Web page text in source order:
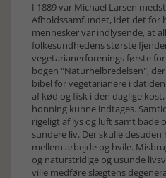
I 1889 var Michael Larsen
Afholdssamfundet, idet det for
mennesker var indlysende, at
folkesundhedens største
vegetarianerforenings første
bogen "Naturhelbredelsen",
bibel for vegetarianere i
af kød og fisk i den daglige
honning kunne indtages.
rigeligt af lys og luft samt bade
sundere liv. Der skulle desuden
mellem arbejde og hvile.
og naturstridige og usunde
ville medføre slægtens